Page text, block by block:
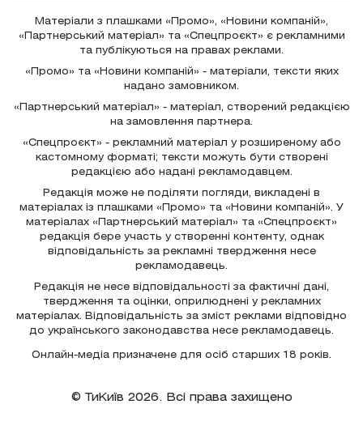
Матеріали з плашками «Промо», «Новини компаній»,
«Партнерський матеріал» та «Спецпроєкт» є рекламними
та публікуються на правах реклами.
«Промо» та «Новини компаній» - матеріали, тексти яких
надано замовником.
«Партнерський матеріал» - матеріал, створений редакцією
на замовлення партнера.
«Спецпроєкт» - рекламний матеріал у розширеному або
кастомному форматі; тексти можуть бути створені
редакцією або надані рекламодавцем.
Редакція може не поділяти погляди, викладені в
матеріалах із плашками «Промо» та «Новини компаній». У
матеріалах «Партнерський матеріал» та «Спецпроєкт»
редакція бере участь у створенні контенту, однак
відповідальність за рекламні твердження несе
рекламодавець.
Редакція не несе відповідальності за фактичні дані,
твердження та оцінки, оприлюднені у рекламних
матеріалах. Відповідальність за зміст реклами відповідно
до українського законодавства несе рекламодавець.
Онлайн-медіа призначене для осіб старших 18 років.
© ТиКиїв 2026. Всі права захищено